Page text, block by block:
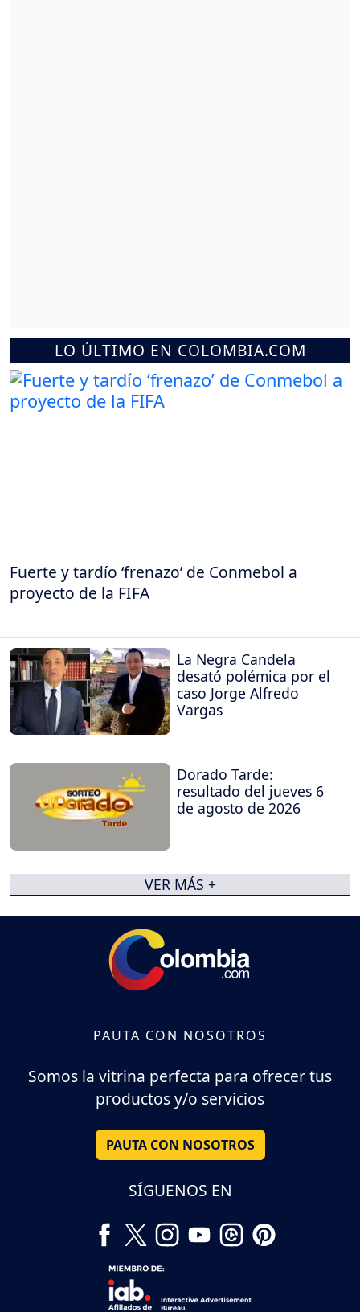
LO ÚLTIMO EN COLOMBIA.COM
Fuerte y tardío ‘frenazo’ de Conmebol a
proyecto de la FIFA
La Negra Candela
desató polémica por el
caso Jorge Alfredo
Vargas
Dorado Tarde:
resultado del jueves 6
de agosto de 2026
VER MÁS +
PAUTA CON NOSOTROS
Somos la vitrina perfecta para ofrecer tus
productos y/o servicios
PAUTA CON NOSOTROS
SÍGUENOS EN